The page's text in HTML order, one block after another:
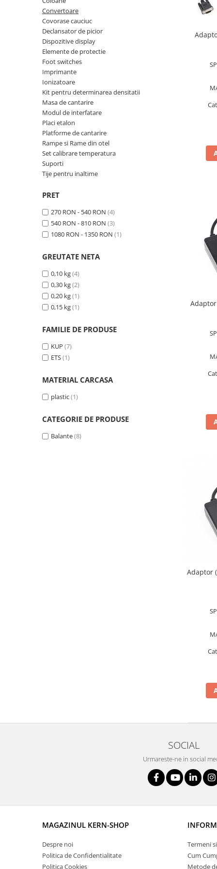
Cantare de banc
Cantare de numarare
Cantare de podea
Cantare drive-through
Cantare pentru paleti
Punti de cantarire
Cantare pentru macara
Cantare medicale
Cantare medicale
Cantar cu balustrada
Cantare bebelusi
Cantare cu platforma pentru
scaune cu rotile
Cantare cu scaun
Cantare de baie
Cantare personale
Masurare dimensiuni corporale
Sisteme Industry 4.0
Greutati de testare
Accesorii greutati
Cutii din aluminiu
Cutii din lemn
Cutii din plastic
Cutii din POM
Durometre
Colorimetre
Masurare forta
Bacuri cu surub
Convertoare
Covorase cauciuc
Declansator de picior
Dispozitive display
Elemente de protectie
Foot switches
Imprimante
Ionizatoare
Kit pentru determinarea densitatii
Masa de cantarire
Modul de interfatare
Placi etalon
Platforme de cantarire
Rampe si Rame din otel
Set calibrare temperatura
Suporti
Tije pentru inaltime
PRET
270 RON - 540 RON (4)
540 RON - 810 RON (3)
1080 RON - 1350 RON (1)
GREUTATE NETA
0,10 kg(4)
0,30 kg(2)
0,20 kg(1)
0,15 kg(1)
FAMILIE DE PRODUSE
KUP (7)
ETS(1)
MATERIAL CARCASA
plastic(1)
CATEGORIE DE PRODUSE
Balante(8)
Adaptor
Adaptor
SOCIAL
Urmareste-ne in social
MAGAZINUL KERN-SHOP
Despre noi
Politica de Confidentialitate
Politica Cookies
Termeni
Cum
Metode